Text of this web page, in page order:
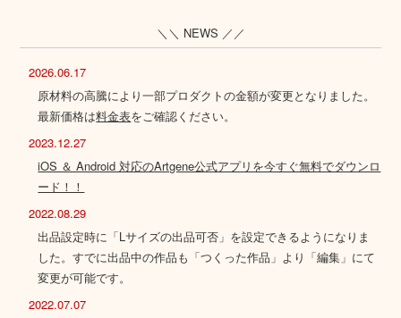
＼＼ NEWS ／／
2026.06.17
原材料の高騰により一部プロダクトの金額が変更となりました。
最新価格は料金表をご確認ください。
2023.12.27
iOS ＆ Android 対応のArtgene公式アプリを今すぐ無料でダウンロ
ード！！
2022.08.29
出品設定時に「Lサイズの出品可否」を設定できるようになりま
した。すでに出品中の作品も「つくった作品」より「編集」にて
変更が可能です。
2022.07.07